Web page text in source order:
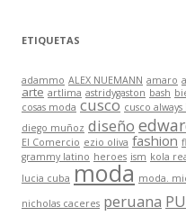
ETIQUETAS
adammo ALEX NUEMANN amaro
arte artlima astridygaston bash
cosas moda cusco cusco always
diego muñoz diseño
El Comercio ezio oliva fashion
grammy latino heroes ism kola
lucia cuba moda moda.
nicholas caceres peruana